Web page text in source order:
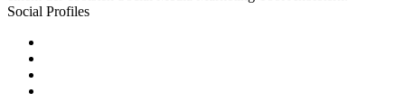
Social Profiles